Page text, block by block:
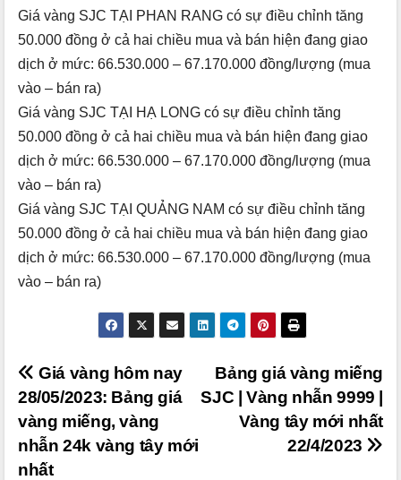
Giá vàng SJC TẠI PHAN RANG có sự điều chỉnh tăng
50.000 đồng ở cả hai chiều mua và bán hiện đang giao
dịch ở mức: 66.530.000 – 67.170.000 đồng/lượng (mua
vào – bán ra)
Giá vàng SJC TẠI HẠ LONG có sự điều chỉnh tăng
50.000 đồng ở cả hai chiều mua và bán hiện đang giao
dịch ở mức: 66.530.000 – 67.170.000 đồng/lượng (mua
vào – bán ra)
Giá vàng SJC TẠI QUẢNG NAM có sự điều chỉnh tăng
50.000 đồng ở cả hai chiều mua và bán hiện đang giao
dịch ở mức: 66.530.000 – 67.170.000 đồng/lượng (mua
vào – bán ra)
Điều
hướng
bài
viết
Bảng giá vàng miếng
SJC | Vàng nhẫn 9999 |
Vàng tây mới nhất
22/4/2023
Giá vàng hôm nay
28/05/2023: Bảng giá
vàng miếng, vàng
nhẫn 24k vàng tây mới
nhất